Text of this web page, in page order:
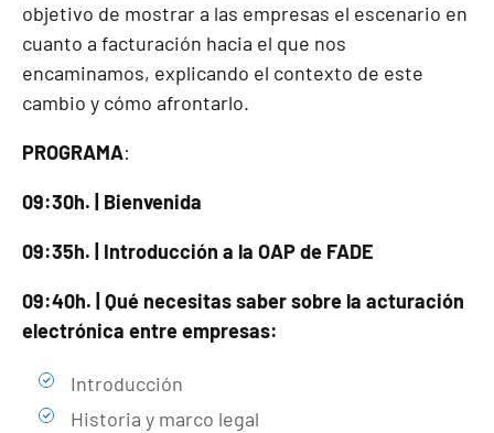
objetivo de mostrar a las empresas el escenario en
cuanto a facturación hacia el que nos
encaminamos, explicando el contexto de este
cambio y cómo afrontarlo.
PROGRAMA:
09:30h. | Bienvenida
09:35h. | Introducción a la OAP de FADE
09:40h. | Qué necesitas saber sobre la acturación
electrónica entre empresas:
Introducción
Historia y marco legal